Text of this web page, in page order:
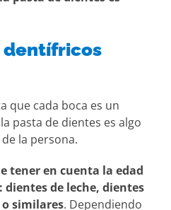
dentífricos
que cada boca es un
pasta de dientes es algo
la persona.
tener en cuenta la edad
de leche, dientes
similares. Dependiendo